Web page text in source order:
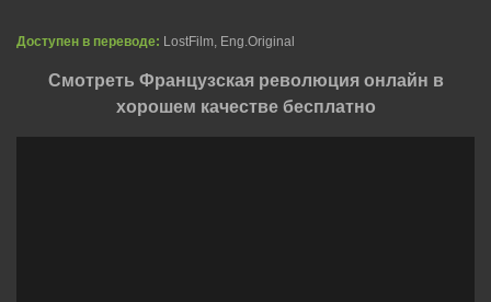
Доступен в переводе: LostFilm, Eng.Original
Смотреть Французская революция онлайн в
хорошем качестве бесплатно